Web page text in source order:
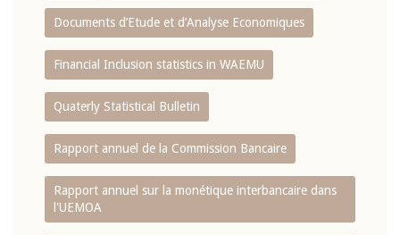
Documents d’Etude et d’Analyse Economiques
Financial Inclusion statistics in WAEMU
Quaterly Statistical Bulletin
Rapport annuel de la Commission Bancaire
Rapport annuel sur la monétique interbancaire dans
l'UEMOA